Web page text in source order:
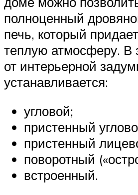
полноценный
печь, который
теплую атмосферу. В
от интерьерной
устанавливается:
угловой;
пристенный
пристенный
поворотный
встроенный.